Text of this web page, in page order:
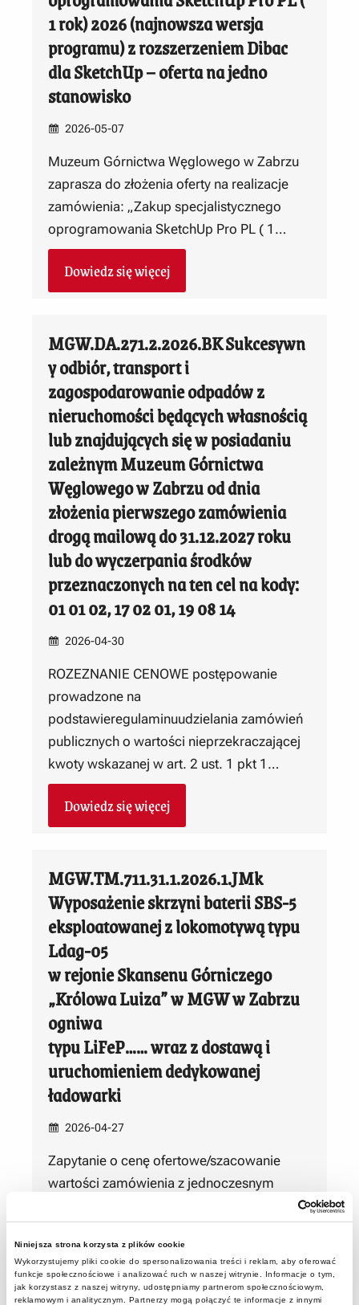
Niniejsza strona korzysta z plików cookie
Wykorzystujemy pliki cookie do spersonalizowania treści i reklam, aby oferować
funkcje społecznościowe i analizować ruch w naszej witrynie. Informacje o tym,
jak korzystasz z naszej witryny, udostępniamy partnerom społecznościowym,
reklamowym i analitycznym. Partnerzy mogą połączyć te informacje z innymi
1 rok) 2026 (najnowsza wersja
programu) z rozszerzeniem Dibac
dla SketchUp – oferta na jedno
stanowisko
2026-05-07
Muzeum Górnictwa Węglowego w Zabrzu
zaprasza do złożenia oferty na realizacje
zamówienia: „Zakup specjalistycznego
oprogramowania SketchUp Pro PL ( 1…
Dowiedz się więcej
MGW.DA.271.2.2026.BK Sukcesywn
y odbiór, transport i
zagospodarowanie odpadów z
nieruchomości będących własnością
lub znajdujących się w posiadaniu
zależnym Muzeum Górnictwa
Węglowego w Zabrzu od dnia
złożenia pierwszego zamówienia
drogą mailową do 31.12.2027 roku
lub do wyczerpania środków
przeznaczonych na ten cel na kody:
01 01 02, 17 02 01, 19 08 14
2026-04-30
ROZEZNANIE CENOWE postępowanie
prowadzone na
podstawieregulaminuudzielania zamówień
publicznych o wartości nieprzekraczającej
kwoty wskazanej w art. 2 ust. 1 pkt 1…
Dowiedz się więcej
MGW.TM.711.31.1.2026.1.JMk
Wyposażenie skrzyni baterii SBS-5
eksploatowanej z lokomotywą typu
Ldag-05
w rejonie Skansenu Górniczego
„Królowa Luiza” w MGW w Zabrzu
ogniwa
typu LiFeP…… wraz z dostawą i
uruchomieniem dedykowanej
ładowarki
2026-04-27
Zapytanie o cenę ofertowe/szacowanie
wartości zamówienia z jednoczesnym
Węglowego w Zabrzu…
Dowiedz się więcej